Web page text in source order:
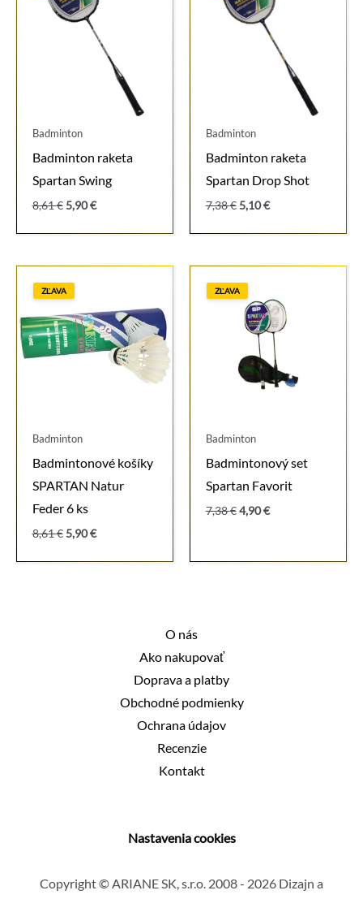
Badminton
Badminton raketa
Spartan Swing
8,61€ Pôvodná
bola:
5,90€Aktuálna
je:
Badminton
Badminton raketa
Spartan Drop Shot
7,38€ Pôvodná
bola:
5,10€Aktuálna
je:
ZĽAVA
Badminton
Badmintonové košíky
SPARTAN Natur
Feder 6 ks
8,61€ Pôvodná
bola:
5,90€Aktuálna
je:
ZĽAVA
Badminton
Badmintonový set
Spartan Favorit
7,38€ Pôvodná
4,90€Aktuálna
O nás
Ako nakupovať
Doprava a platby
Obchodné podmienky
Ochrana údajov
Recenzie
Kontakt
Nastavenia cookies
Copyright © ARIANE SK, s.r.o. 2008 - 2026 Dizajn a